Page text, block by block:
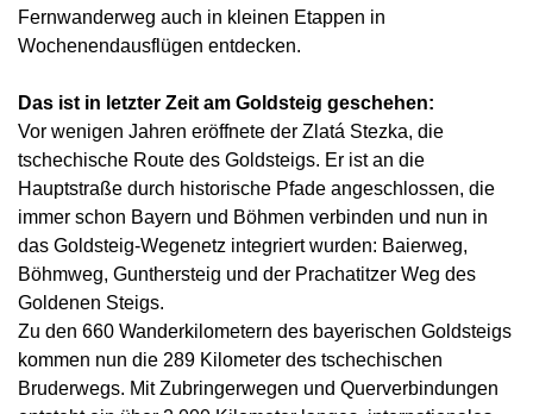
Fernwanderweg auch in kleinen Etappen in
Wochenendausflügen entdecken.
Das ist in letzter Zeit am Goldsteig geschehen:
Vor wenigen Jahren eröffnete der Zlatá Stezka, die
tschechische Route des Goldsteigs. Er ist an die
Hauptstraße durch historische Pfade angeschlossen, die
immer schon Bayern und Böhmen verbinden und nun in
das Goldsteig-Wegenetz integriert wurden: Baierweg,
Böhmweg, Gunthersteig und der Prachatitzer Weg des
Goldenen Steigs.
Zu den 660 Wanderkilometern des bayerischen Goldsteigs
kommen nun die 289 Kilometer des tschechischen
Bruderwegs. Mit Zubringerwegen und Querverbindungen